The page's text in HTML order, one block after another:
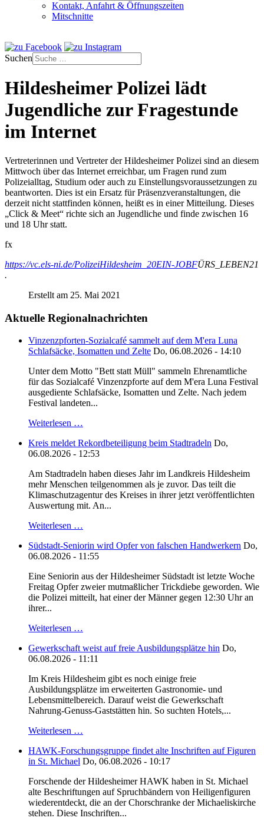
Kontakt, Anfahrt & Öffnungszeiten
Mitschnitte
Suchen
Hildesheimer Polizei lädt
Jugendliche zur Fragestunde
im Internet
Vertreterinnen und Vertreter der Hildesheimer Polizei sind an diesem
Mittwoch über das Internet erreichbar, um Fragen rund zum
Polizeialltag, Studium oder auch zu Einstellungsvoraussetzungen zu
beantworten. Dies ist ein Ersatz für Präsenzveranstaltungen, die
derzeit nicht stattfinden können, heißt es in einer Mitteilung. Dieses
„Click & Meet“ richte sich an Jugendliche und finde zwischen 16
und 18 Uhr statt.
fx
https://vc.els-ni.de/PolizeiHildesheim_20EIN-JOBFÜRS_LEBEN21
.
Erstellt am 25. Mai 2021
Aktuelle Regionalnachrichten
Vinzenzpforten-Sozialcafé sammelt auf dem M'era Luna
Schlafsäcke, Isomatten und Zelte Do, 06.08.2026 - 14:10
Unter dem Motto "Bett statt Müll" sammeln Ehrenamtliche
für das Sozialcafé Vinzenzpforte auf dem M'era Luna Festival
ausgediente Schlafsäcke, Isomatten und Zelte. Nach jedem
Festival landeten...
Weiterlesen …
Kreis meldet Rekordbeteiligung beim Stadtradeln Do,
06.08.2026 - 12:53
Am Stadtradeln haben dieses Jahr im Landkreis Hildesheim
mehr Menschen teilgenommen als je zuvor. Das teilt die
Klimaschutzagentur des Kreises in ihrer jetzt veröffentlichten
Auswertung mit. An...
Weiterlesen …
Südstadt-Seniorin wird Opfer von falschen Handwerkern Do,
06.08.2026 - 11:55
Eine Seniorin aus der Hildesheimer Südstadt ist letzte Woche
Freitag Opfer zweier mutmaßlicher Trickdiebe geworden. Wie
die Polizei mitteilt, hat einer der Männer gegen 12:30 Uhr an
ihrer...
Weiterlesen …
Gewerkschaft weist auf freie Ausbildungsplätze hin Do,
06.08.2026 - 11:11
Im Kreis Hildesheim gibt es noch einige freie
Ausbildungsplätze im erweiterten Gastronomie- und
Lebensmittelbereich. Darauf weist die Gewerkschaft
Nahrung-Genuss-Gaststätten hin. So suchten Hotels,...
Weiterlesen …
HAWK-Forschungsgruppe findet alte Inschriften auf Figuren
in St. Michael Do, 06.08.2026 - 10:17
Forschende der Hildesheimer HAWK haben in St. Michael
alte Beschriftungen auf Spruchbändern von Heiligenfiguren
wiederentdeckt, die an der Chorschranke der Michaeliskirche
stehen. Diese Inschriften...